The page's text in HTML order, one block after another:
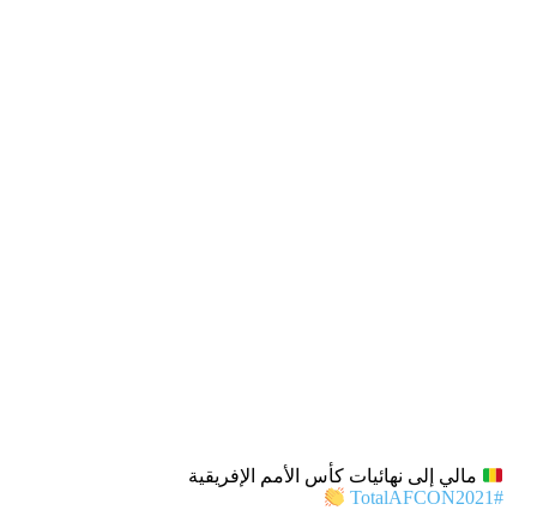
مالي إلى نهائيات كأس الأمم الإفريقية
#TotalAFCON2021